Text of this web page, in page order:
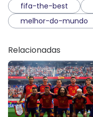
fifa-the-best
melhor-do-mundo
Relacionadas